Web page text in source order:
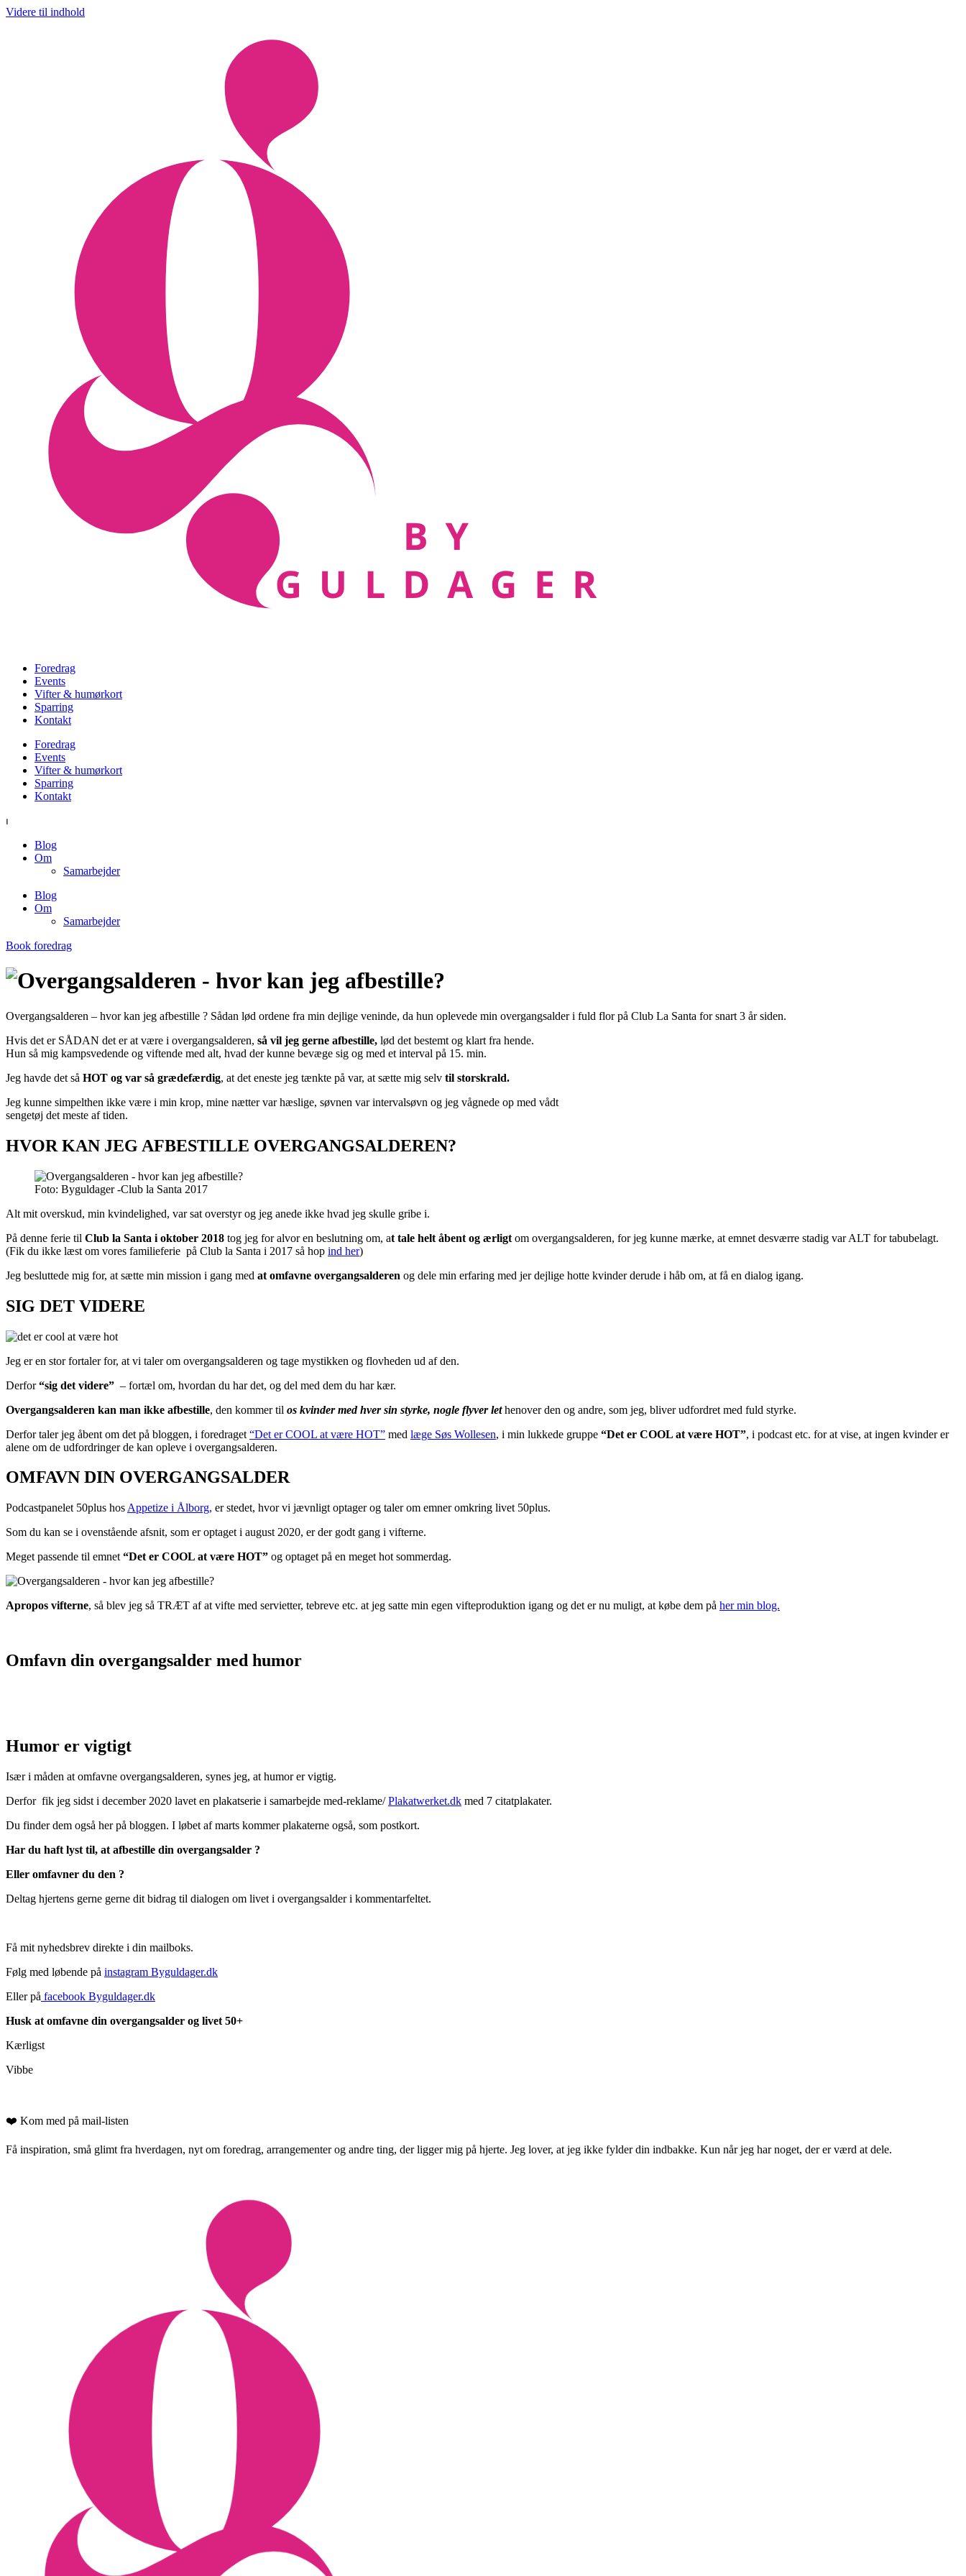
Videre til indhold
Foredrag
Events
Vifter & humørkort
Sparring
Kontakt
Foredrag
Events
Vifter & humørkort
Sparring
Kontakt
⏐
Blog
Om
Samarbejder
Blog
Om
Samarbejder
Book foredrag
Overgangsalderen – hvor kan jeg afbestille ? Sådan lød ordene fra min dejlige veninde, da hun oplevede min overgangsalder i fuld flor på Club La Santa for snart 3 år siden.
Hvis det er SÅDAN det er at være i overgangsalderen, så vil jeg gerne afbestille, lød det bestemt og klart fra hende.
Hun så mig kampsvedende og viftende med alt, hvad der kunne bevæge sig og med et interval på 15. min.
Jeg havde det så HOT og var så grædefærdig, at det eneste jeg tænkte på var, at sætte mig selv til storskrald.
Jeg kunne simpelthen ikke være i min krop, mine nætter var hæslige, søvnen var intervalsøvn og jeg vågnede op med vådt
sengetøj det meste af tiden.
HVOR KAN JEG AFBESTILLE OVERGANGSALDEREN?
Foto: Byguldager -Club la Santa 2017
Alt mit overskud, min kvindelighed, var sat overstyr og jeg anede ikke hvad jeg skulle gribe i.
På denne ferie til Club la Santa i oktober 2018 tog jeg for alvor en beslutning om, at tale helt åbent og ærligt om overgangsalderen, for jeg kunne mærke, at emnet desværre stadig var ALT for tabubelagt.
(Fik du ikke læst om vores familieferie på Club la Santa i 2017 så hop ind her)
Jeg besluttede mig for, at sætte min mission i gang med at omfavne overgangsalderen og dele min erfaring med jer dejlige hotte kvinder derude i håb om, at få en dialog igang.
SIG DET VIDERE
Jeg er en stor fortaler for, at vi taler om overgangsalderen og tage mystikken og flovheden ud af den.
Derfor“sig det videre” – fortæl om, hvordan du har det, og del med dem du har kær.
Overgangsalderen kan man ikke afbestille, den kommer til os kvinder med hver sin styrke, nogle flyver lethenover den og andre, som jeg, bliver udfordret med fuld styrke.
Derfor taler jeg åbent om det på bloggen, i foredraget “Det er COOL at være HOT” med læge Søs Wollesen, i min lukkede gruppe “Det er COOL at være HOT”, i podcast etc. for at vise, at ingen kvinder er
alene om de udfordringer de kan opleve i overgangsalderen.
OMFAVN DIN OVERGANGSALDER
Podcastpanelet 50plus hos Appetize i Ålborg, er stedet, hvor vi jævnligt optager og taler om emner omkring livet 50plus.
Som du kan se i ovenstående afsnit, som er optaget i august 2020, er der godt gang i vifterne.
Meget passende til emnet “Det er COOL at være HOT” og optaget på en meget hot sommerdag.
Apropos vifterne, så blev jeg så TRÆT af at vifte med servietter, tebreve etc. at jeg satte min egen vifteproduktion igang og det er nu muligt, at købe dem på her min blog.
Omfavn din overgangsalder med humor
Humor er vigtigt
Især i måden at omfavne overgangsalderen, synes jeg, at humor er vigtig.
Derfor fik jeg sidst i december 2020 lavet en plakatserie i samarbejde med-reklame/Plakatwerket.dk med 7 citatplakater.
Du finder dem også her på bloggen. I løbet af marts kommer plakaterne også, som postkort.
Har du haft lyst til, at afbestille din overgangsalder ?
Eller omfavner du den ?
Deltag hjertens gerne gerne dit bidrag til dialogen om livet i overgangsalder i kommentarfeltet.
Få mit nyhedsbrev direkte i din mailboks.
Følg med løbende på instagram Byguldager.dk
Eller på facebook Byguldager.dk
Husk at omfavne din overgangsalder og livet 50+
Kærligst
Vibbe
❤️ Kom med på mail-listen
Få inspiration, små glimt fra hverdagen, nyt om foredrag, arrangementer og andre ting, der ligger mig på hjerte. Jeg lover, at jeg ikke fylder din indbakke. Kun når jeg har noget, der er værd at dele.